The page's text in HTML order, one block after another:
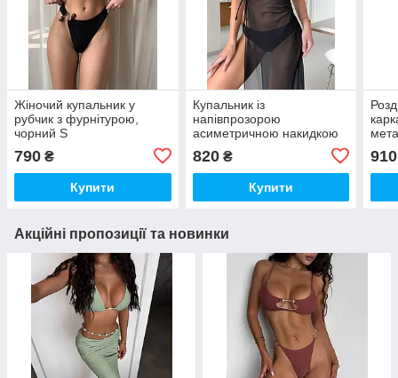
Жіночий купальник у
рубчик з фурнітурою,
чорний S
790 ₴
Купити
Купальник із
напівпрозорою
асиметричною накидкою
820₴
Купити
910
Акційні пропозиції та новинки